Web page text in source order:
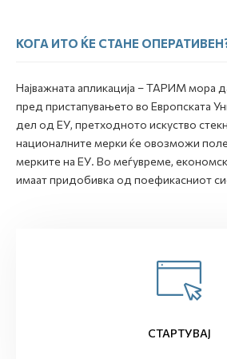
КОГА ИТО ЌЕ СТАНЕ
Најважната апликација – ТАРИМ мора
пред пристапувањето во Европската
дел од ЕУ, претходното искуство
националните мерки ќе овозможи
мерките на ЕУ. Во меѓувреме,
имаат придобивка од поефикасниот
СТАРТУВАЈ